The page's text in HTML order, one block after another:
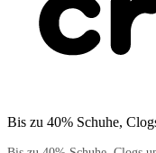
Bis zu 40% Schuhe,